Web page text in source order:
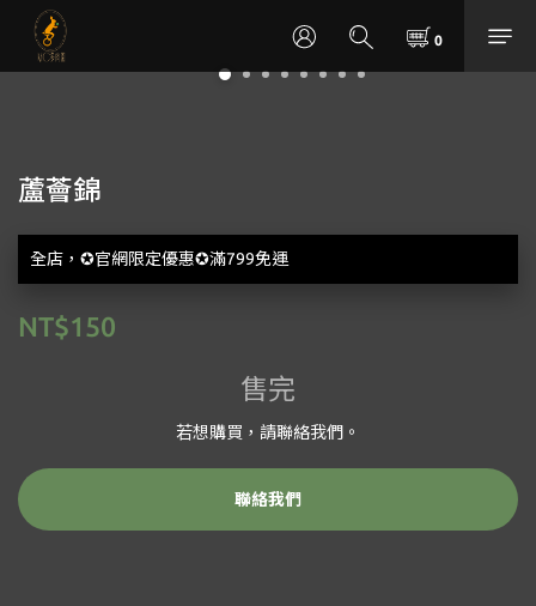
蘆薈錦
全店，✪官網限定優惠✪滿799免運
NT$150
售完
若想購買，請聯絡我們。
聯絡我們